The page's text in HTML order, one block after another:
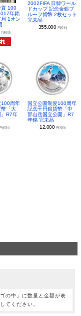
貨 100
年銘
1オン
円(税別)
2002FIFA 日韓ワール
ドカップ 記念金銀プ
ルーフ貨幣 2枚セット
完未品
355,000 円(税別)
100周年
幣「大
」R7年
円(税別)
国立公園制度100周年
記念千円銀貨幣「中
部山岳国立公園」R7
年銘 完未品
12,000 円(税別)
の中」に数量と金額が表
てください。